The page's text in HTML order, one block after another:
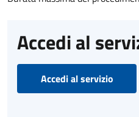
Accedi al
Accedi al servizio